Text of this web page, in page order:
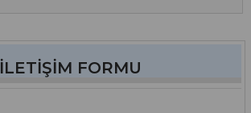
İLETIŞIM FORMU